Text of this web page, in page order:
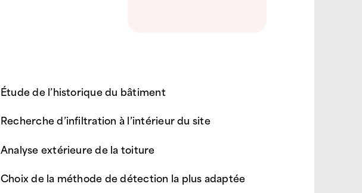
Étude de l’historique du bâtiment
Recherche d’infiltration à l’intérieur du site
Analyse extérieure de la toiture
Choix de la méthode de détection la plus adaptée